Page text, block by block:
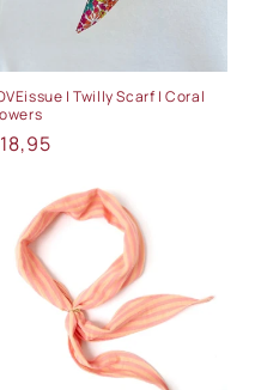
| Twilly Scarf | Coral